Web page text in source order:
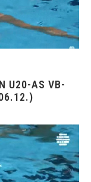
U20-AS VB-